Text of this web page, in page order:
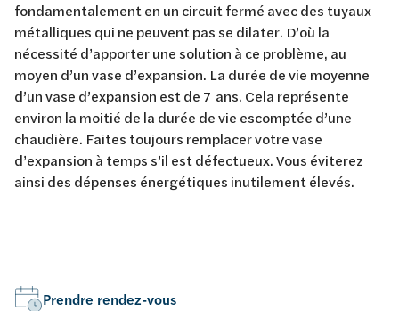
fondamentalement en un circuit fermé avec des tuyaux
métalliques qui ne peuvent pas se dilater. D’où la
nécessité d’apporter une solution à ce problème, au
moyen d’un vase d’expansion. La durée de vie moyenne
d’un vase d’expansion est de 7 ans. Cela représente
environ la moitié de la durée de vie escomptée d’une
chaudière. Faites toujours remplacer votre vase
d’expansion à temps s’il est défectueux. Vous éviterez
ainsi des dépenses énergétiques inutilement élevés.
Prendre rendez-vous